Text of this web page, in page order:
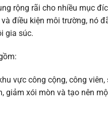
rộng rãi cho nhiều mục
điều kiện môi trường, nó
gia súc.
vực công cộng, công viên,
giảm xói mòn và tạo nên